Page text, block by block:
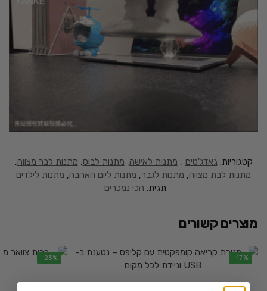
קטגוריות:גאדג'טים , מתנות לאישה, מתנות לבוס, מתנות לבר מצווה,
מתנות לבת מצווה, מתנות לגבר, מתנות ליום האהבה, מתנות לילדים
תגית: הכי נמכרים
מוצרים קשורים
-17%
-23%